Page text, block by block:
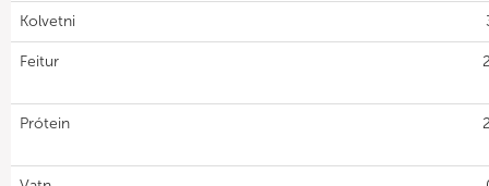
Kolvetni
Feitur
Prótein